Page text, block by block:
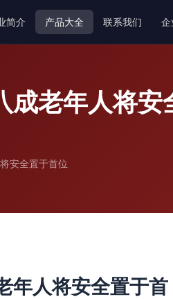
简介 产品大全 联系我们 企
成老年人将安
安全置于首位
年人将安全置于首